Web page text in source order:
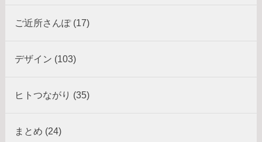
ご近所さんぽ (17)
デザイン (103)
ヒトつながり (35)
まとめ (24)